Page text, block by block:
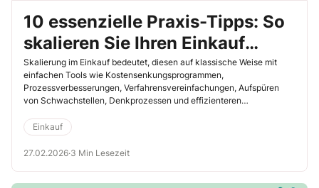
10 essenzielle Praxis-Tipps: So
skalieren Sie Ihren Einkauf
erfolgreich
Skalierung im Einkauf bedeutet, diesen auf klassische Weise mit
einfachen Tools wie Kostensenkungsprogrammen,
Prozessverbesserungen, Verfahrensvereinfachungen, Aufspüren
von Schwachstellen, Denkprozessen und effizienteren
mehr Wachstum – besonders bei höheren Mengen und möglichen
Bedarfsbündelungen – und eine Erhöhung der Performance zu
realisieren ohne überproportionale Kostensteigerung. Die Qualität
Einkauf
27.02.2026·3 Min Lesezeit